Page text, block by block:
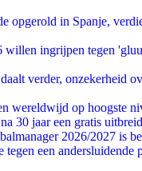
opgerold in Spanje,
ingrijpen tegen
verder, onzekerheid
wereldwijd op hoogste
30 jaar een gratis
2026/2027 is
tegen een andersluidende